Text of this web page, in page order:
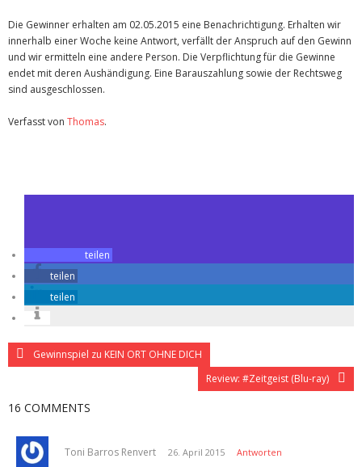
Die Gewinner erhalten am 02.05.2015 eine Benachrichtigung. Erhalten wir
innerhalb einer Woche keine Antwort, verfällt der Anspruch auf den Gewinn
und wir ermitteln eine andere Person. Die Verpflichtung für die Gewinne
endet mit deren Aushändigung. Eine Barauszahlung sowie der Rechtsweg
sind ausgeschlossen.
Verfasst von Thomas.
teilen
teilen
teilen
Gewinnspiel zu KEIN ORT OHNE DICH
Review: #Zeitgeist (Blu-ray)
16 COMMENTS
Toni Barros Renvert 26. April 2015 Antworten